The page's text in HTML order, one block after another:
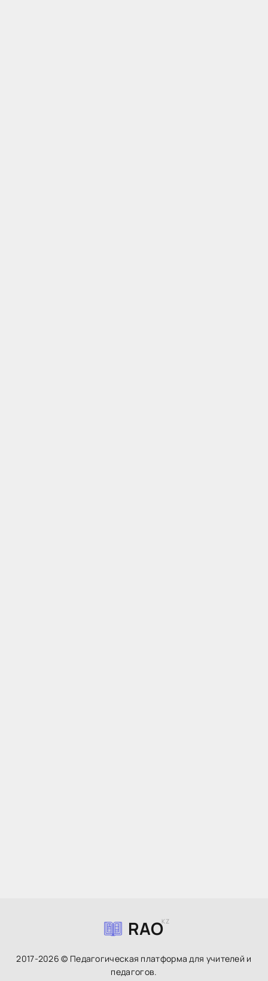
RAOKZ
2017-2026 © Педагогическая платформа для учителей и
педагогов.